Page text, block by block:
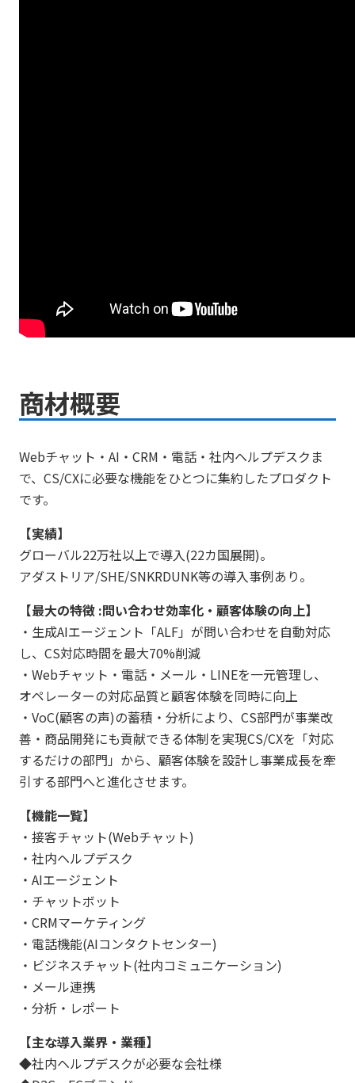
商材概要
Webチャット・AI・CRM・電話・社内ヘルプデスクま
で、CS/CXに必要な機能をひとつに集約したプロダクト
です。
【実績】
グローバル22万社以上で導入(22カ国展開)。
アダストリア/SHE/SNKRDUNK等の導入事例あり。
【最大の特徴 :問い合わせ効率化・顧客体験の向上】
・生成AIエージェント「ALF」が問い合わせを自動対応
し、CS対応時間を最大70%削減
・Webチャット・電話・メール・LINEを一元管理し、
オペレーターの対応品質と顧客体験を同時に向上
・VoC(顧客の声)の蓄積・分析により、CS部門が事業改
善・商品開発にも貢献できる体制を実現CS/CXを「対応
するだけの部門」から、顧客体験を設計し事業成長を牽
引する部門へと進化させます。
【機能一覧】
・接客チャット(Webチャット)
・社内ヘルプデスク
・AIエージェント
・チャットボット
・CRMマーケティング
・電話機能(AIコンタクトセンター)
・ビジネスチャット(社内コミュニケーション)
・メール連携
・分析・レポート
【主な導入業界・業種】
◆社内ヘルプデスクが必要な会社様